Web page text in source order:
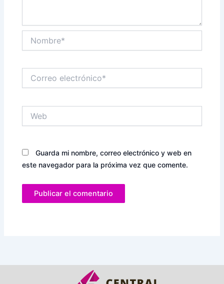
electrónico*
Guarda mi nombre, correo electrónico y web en
este navegador para la próxima vez que comente.